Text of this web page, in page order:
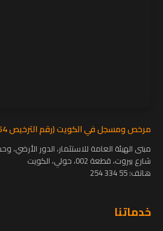
مرخص ومسجل في الكويت (رقم الترخيص 2017/3654)
مبنى الهيئة العامة للاستثمار، الدور الأرضي، وحدة
شارع بيروت، قطعة 002، حولي، الكويت
هاتف:55 334 254
خدماتنا